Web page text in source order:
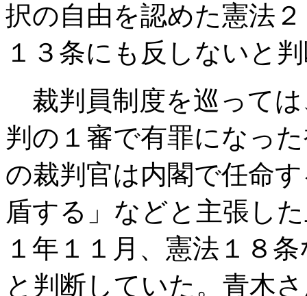
択の自由を認めた憲法
１３条にも反しないと
裁判員制度を巡っては
判の１審で有罪になっ
の裁判官は内閣で任命
盾する」などと主張し
１年１１月、憲法１８
と判断していた。青木